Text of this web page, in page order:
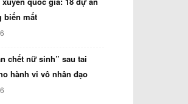
biến mất
chết nữ sinh” sau tai
hành vi vô nhân đạo